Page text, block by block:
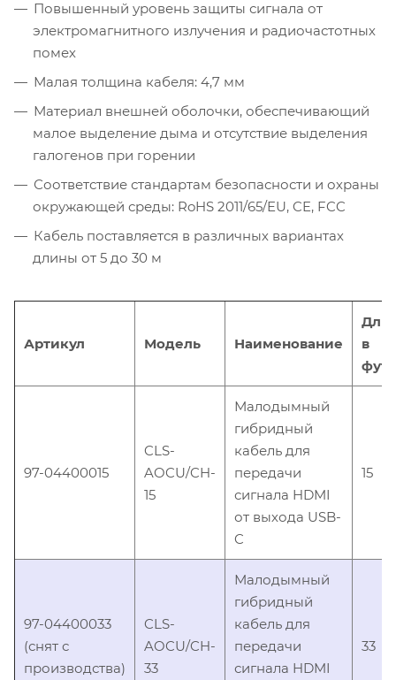
Повышенный уровень защиты сигнала от
электромагнитного излучения и радиочастотных
помех
Малая толщина кабеля: 4,7 мм
Материал внешней оболочки, обеспечивающий
малое выделение дыма и отсутствие выделения
галогенов при горении
Соответствие стандартам безопасности и охраны
окружающей среды: RoHS 2011/65/EU, CE, FCC
Кабель поставляется в различных вариантах
длины от 5 до 30 м
Артикул Модель Наименование
в
97-04400015
CLS-
AOCU/CH-
15
Малодымный
гибридный
кабель для
передачи
сигнала HDMI
от выхода USB-
C
15
97-04400033
(снят с
производства)
CLS-
AOCU/CH-
33
Малодымный
гибридный
кабель для
передачи
сигнала HDMI
33